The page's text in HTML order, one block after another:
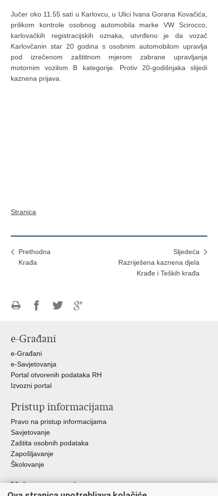
Jučer oko 11.55 sati u Karlovcu, u Ulici Ivana Gorana Kovačića,
prilikom kontrole osobnog automobila marke VW Scirocco,
karlovačkih registracijskih oznaka, utvrđeno je da vozač
Karlovčanin star 20 godina s osobnim automobilom upravlja
pod izrečenom zaštitnom mjerom zabrane upravljanja
motornim vozilom B kategorije. Protiv 20-godišnjaka slijedi
kaznena prijava.
Stranica
Prethodna
Krađa
Sljedeća
Razriješena kaznena djela
Krađe i Teških krađa
FacebookuTwitteru
e-Građani
e-Građani
e-Savjetovanja
Portal otvorenih podataka RH
Izvozni portal
Pristup informacijama
Pravo na pristup informacijama
Savjetovanje
Zaštita osobnih podataka
Zapošljavanje
Školovanje
Važne poveznice